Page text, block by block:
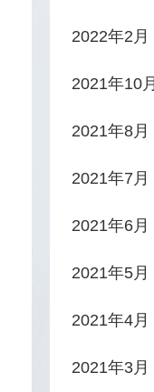
2022年2月
2021年10月
2021年8月
2021年7月
2021年6月
2021年5月
2021年4月
2021年3月